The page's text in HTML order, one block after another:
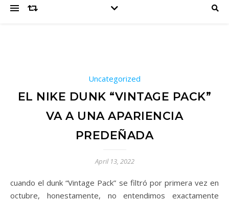
Uncategorized
EL NIKE DUNK “VINTAGE PACK”
VA A UNA APARIENCIA
PREDEÑADA
April 13, 2022
cuando el dunk “Vintage Pack” se filtró por primera vez en
octubre, honestamente, no entendimos exactamente